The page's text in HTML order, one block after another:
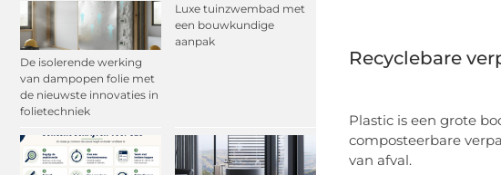
De isolerende werking
van dampopen folie met
de nieuwste innovaties in
folietechniek
Luxe tuinzwembad met
een bouwkundige
aanpak
Recyclebare
Plastic is een grote
composteerbare
van afval.